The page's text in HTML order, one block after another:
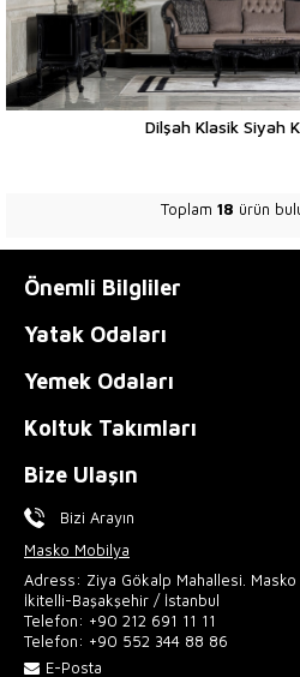
Dilşah Klasik Siyah
Toplam 18 ürün
Önemli Bilgliler
Yatak Odaları
Yemek Odaları
Koltuk Takımları
Bize Ulaşın
Bizi Arayın
Masko Mobilya
Adress: Ziya Gökalp Mahallesi.
İkitelli-Başakşehir / İstanbul
Telefon: +90 212 691 11 11
Telefon: +90 552 344 88 86
E-Posta